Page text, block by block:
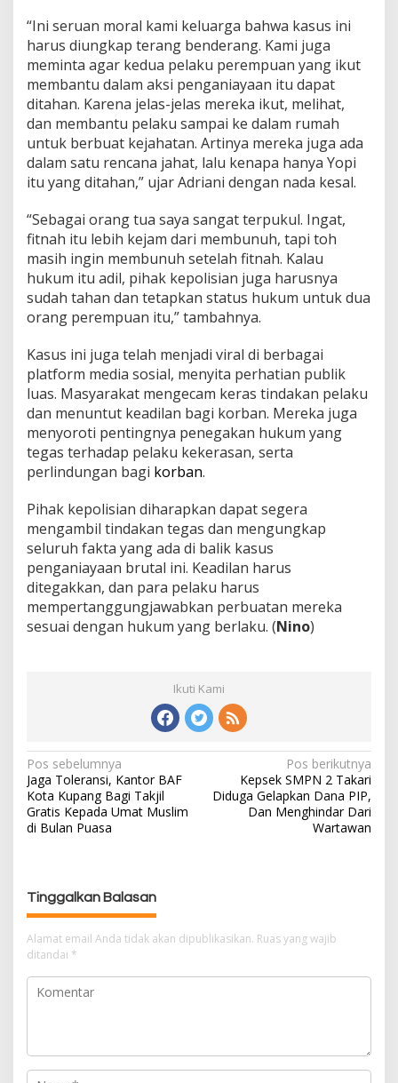
“Ini seruan moral kami keluarga bahwa kasus ini
harus diungkap terang benderang. Kami juga
meminta agar kedua pelaku perempuan yang ikut
membantu dalam aksi penganiayaan itu dapat
ditahan. Karena jelas-jelas mereka ikut, melihat,
dan membantu pelaku sampai ke dalam rumah
untuk berbuat kejahatan. Artinya mereka juga ada
dalam satu rencana jahat, lalu kenapa hanya Yopi
itu yang ditahan,” ujar Adriani dengan nada kesal.
“Sebagai orang tua saya sangat terpukul. Ingat,
fitnah itu lebih kejam dari membunuh, tapi toh
masih ingin membunuh setelah fitnah. Kalau
hukum itu adil, pihak kepolisian juga harusnya
sudah tahan dan tetapkan status hukum untuk dua
orang perempuan itu,” tambahnya.
Kasus ini juga telah menjadi viral di berbagai
platform media sosial, menyita perhatian publik
luas. Masyarakat mengecam keras tindakan pelaku
dan menuntut keadilan bagi korban. Mereka juga
menyoroti pentingnya penegakan hukum yang
tegas terhadap pelaku kekerasan, serta
perlindungan bagi korban.
Pihak kepolisian diharapkan dapat segera
mengambil tindakan tegas dan mengungkap
seluruh fakta yang ada di balik kasus
penganiayaan brutal ini. Keadilan harus
ditegakkan, dan para pelaku harus
mempertanggungjawabkan perbuatan mereka
sesuai dengan hukum yang berlaku. (Nino)
Ikuti Kami
N
a
v
i
p
o
s
Pos sebelumnya
Jaga Toleransi, Kantor BAF
Kota Kupang Bagi Takjil
Gratis Kepada Umat Muslim
di Bulan Puasa
Pos berikutnya
Kepsek SMPN 2 Takari
Diduga Gelapkan Dana PIP,
Dan Menghindar Dari
Wartawan
Tinggalkan Balasan
Alamat email Anda tidak akan dipublikasikan. Ruas yang wajib
ditandai *